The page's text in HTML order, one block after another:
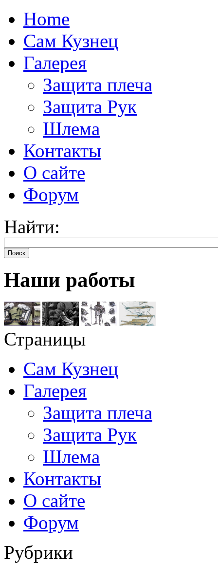
Home
Сам Кузнец
Галерея
Защита плеча
Защита Рук
Шлема
Контакты
О сайте
Форум
Найти:
Поиск
Наши работы
Страницы
Сам Кузнец
Галерея
Защита плеча
Защита Рук
Шлема
Контакты
О сайте
Форум
Рубрики